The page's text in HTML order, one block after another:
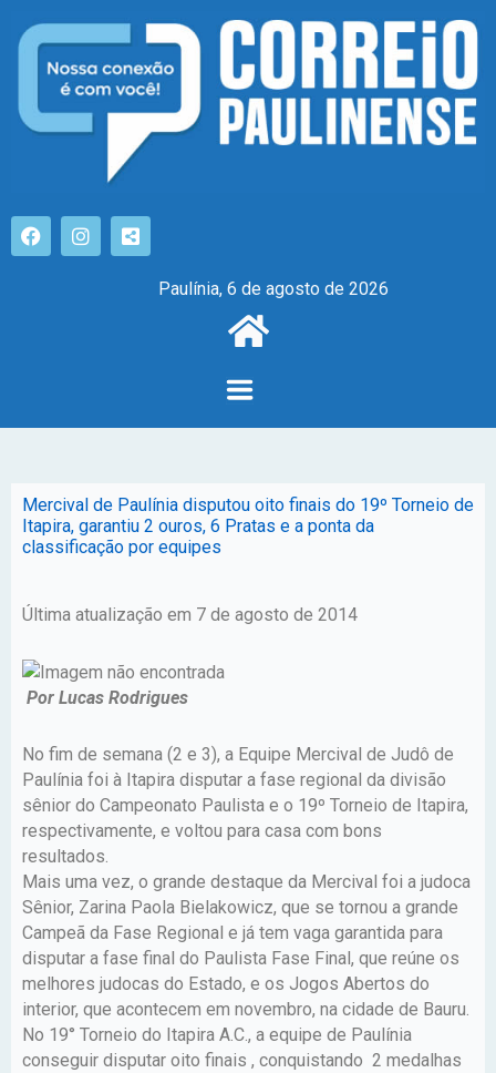
Paulínia, 6 de agosto de 2026
Mercival de Paulínia disputou oito finais do 19º Torneio de
Itapira, garantiu 2 ouros, 6 Pratas e a ponta da
classificação por equipes
Última atualização em 7 de agosto de 2014
Por Lucas Rodrigues
No fim de semana (2 e 3), a Equipe Mercival de Judô de
Paulínia foi à Itapira disputar a fase regional da divisão
sênior do Campeonato Paulista e o 19º Torneio de Itapira,
respectivamente, e voltou para casa com bons
resultados.
Mais uma vez, o grande destaque da Mercival foi a judoca
Sênior, Zarina Paola Bielakowicz, que se tornou a grande
Campeã da Fase Regional e já tem vaga garantida para
disputar a fase final do Paulista Fase Final, que reúne os
melhores judocas do Estado, e os Jogos Abertos do
interior, que acontecem em novembro, na cidade de Bauru.
No 19° Torneio do Itapira A.C., a equipe de Paulínia
conseguir disputar oito finais , conquistando 2 medalhas